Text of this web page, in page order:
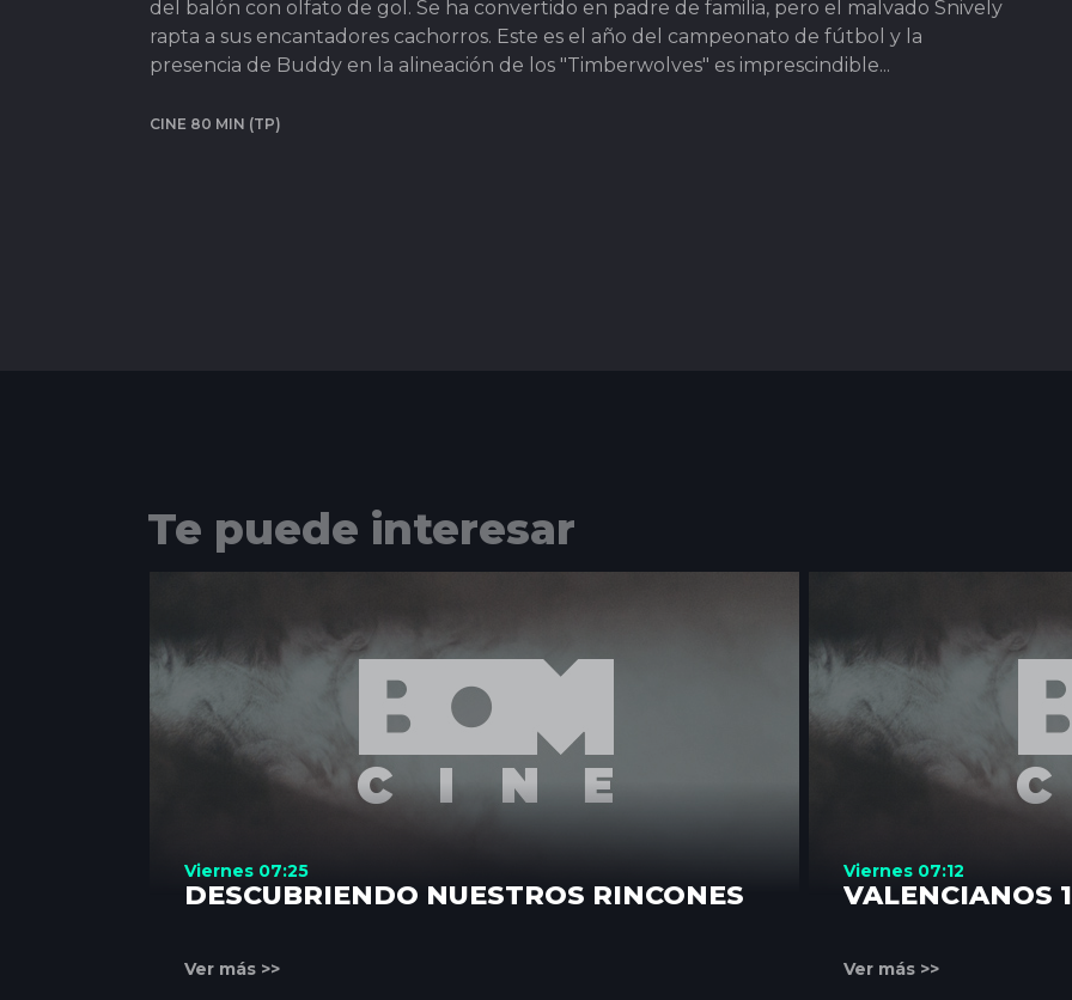
del balón con olfato de gol. Se ha convertido en padre de familia, pero el malvado Snively
rapta a sus encantadores cachorros. Este es el año del campeonato de fútbol y la
presencia de Buddy en la alineación de los "Timberwolves" es imprescindible...
CINE 80 MIN (TP)
Te puede interesar
Viernes 07:25
DESCUBRIENDO NUESTROS RINCONES
Ver más >>
Viernes 07:12
VALENCIANOS
Ver más >>